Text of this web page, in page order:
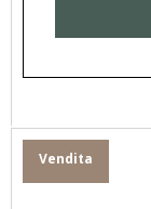
Vendita